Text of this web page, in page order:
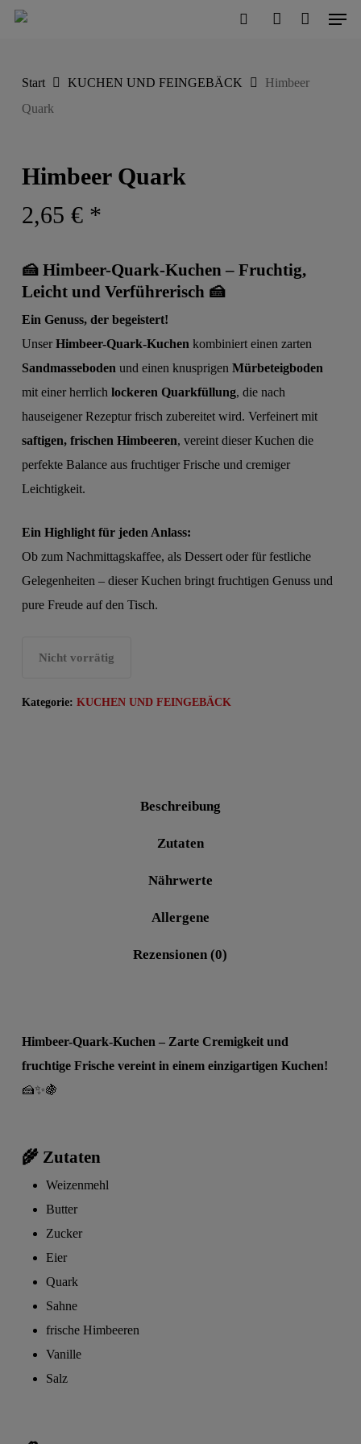
Skip
content
Menu
Start KUCHEN UND FEINGEBÄCK
Himbeer
Quark
Himbeer Quark
2,65 € *
🍰 Himbeer-Quark-Kuchen – Fruchtig,
Leicht und Verführerisch 🍰
Ein Genuss, der begeistert!
Unser Himbeer-Quark-Kuchen kombiniert einen zarten
Sandmasseboden und einen knusprigen Mürbeteigboden
mit einer herrlich lockeren Quarkfüllung, die nach
hauseigener Rezeptur frisch zubereitet wird. Verfeinert mit
saftigen, frischen Himbeeren, vereint dieser Kuchen die
perfekte Balance aus fruchtiger Frische und cremiger
Leichtigkeit.
Ein Highlight für jeden Anlass:
Ob zum Nachmittagskaffee, als Dessert oder für festliche
Gelegenheiten – dieser Kuchen bringt fruchtigen Genuss und
pure Freude auf den Tisch.
Nicht vorrätig
Kategorie: KUCHEN UND FEINGEBÄCK
Beschreibung
Zutaten
Nährwerte
Allergene
Rezensionen (0)
Himbeer-Quark-Kuchen – Zarte Cremigkeit und
fruchtige Frische vereint in einem einzigartigen Kuchen!
🍰✨🍇
🌾 Zutaten
Weizenmehl
Butter
Zucker
Eier
Quark
Sahne
frische Himbeeren
Vanille
Salz